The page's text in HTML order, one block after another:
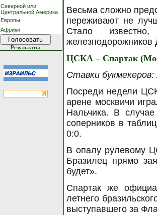
Северной или
Центральной Америка
Европы
Африки
Результаты
Весьма сложно
переживают не
Стало
железнодорожников
ЦСКА – Спартак
Ставки букмекеров:
Посреди недели
арене москвичи
Нальчика. В
соперников в
0:0.
В опалу рулевому
Бразилец прямо
будет».
Спартак же
летнего
выступавшего за